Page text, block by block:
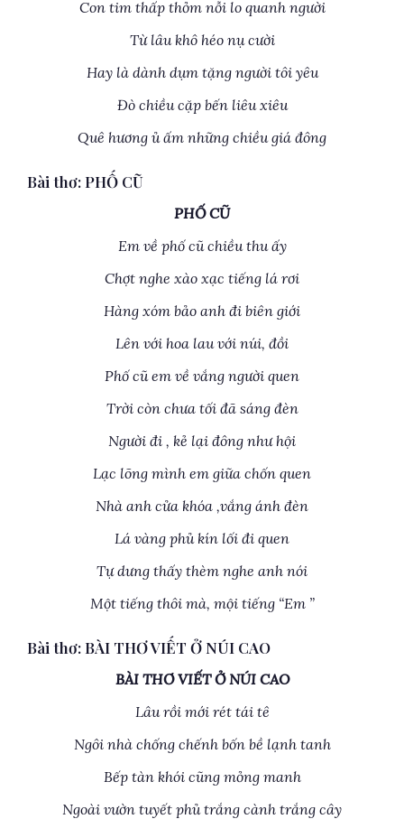
Con tim thấp thỏm nỗi lo quanh người
Từ lâu khô héo nụ cười
Hay là dành dụm tặng người tôi yêu
Đò chiều cặp bến liêu xiêu
Quê hương ủ ấm những chiều giá đông
Bài thơ: PHỐ CŨ
PHỐ CŨ
Em về phố cũ chiều thu ấy
Chợt nghe xào xạc tiếng lá rơi
Hàng xóm bảo anh đi biên giới
Lên với hoa lau với núi, đồi
Phố cũ em về vắng người quen
Trời còn chưa tối đã sáng đèn
Người đi , kẻ lại đông như hội
Lạc lõng mình em giữa chốn quen
Nhà anh cửa khóa ,vắng ánh đèn
Lá vàng phủ kín lối đi quen
Tự dưng thấy thèm nghe anh nói
Một tiếng thôi mà, mội tiếng “Em ”
Bài thơ: BÀI THƠ VIẾT Ở NÚI CAO
BÀI THƠ VIẾT Ở NÚI CAO
Lâu rồi mới rét tái tê
Ngôi nhà chống chếnh bốn bề lạnh tanh
Bếp tàn khói cũng mỏng manh
Ngoài vườn tuyết phủ trắng cành trắng cây